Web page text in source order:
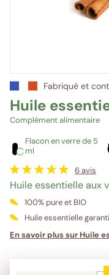
Fabriqué et
Huile
Complément alimentaire
Flacon en verre de 5
ml
6avis
Huile essentielle aux
100% pure et BIO
Huile essentielle
En savoir plus sur Huile